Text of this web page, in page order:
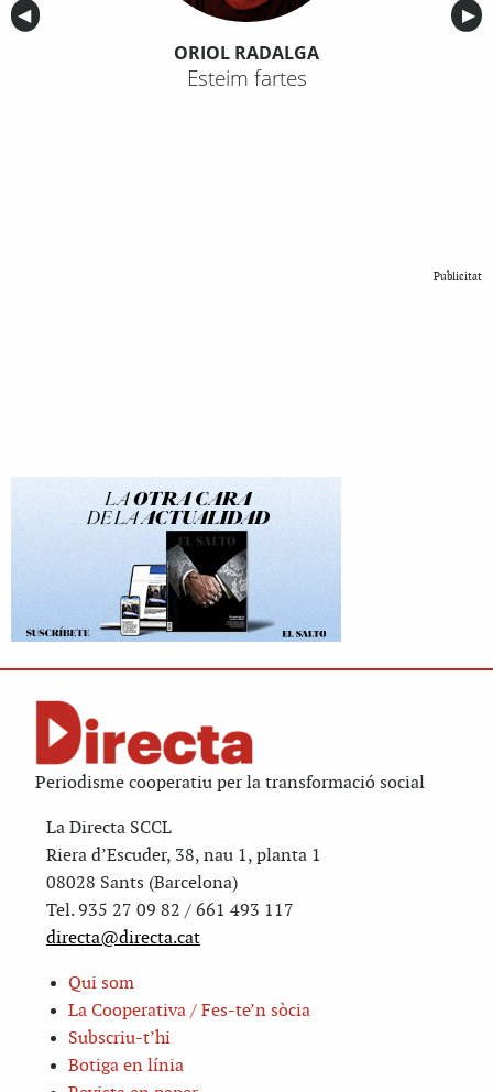
Anterior
◀︎ ▶︎
ORIOL RADALGA
Esteim fartes
Publicitat
Periodisme cooperatiu per la transformació social
La Directa SCCL
Riera d’Escuder, 38, nau 1, planta 1
08028 Sants (Barcelona)
Tel. 935 27 09 82 / 661 493 117
directa@directa.cat
Qui som
La Cooperativa / Fes-te’n sòcia
Subscriu-t’hi
Botiga en línia